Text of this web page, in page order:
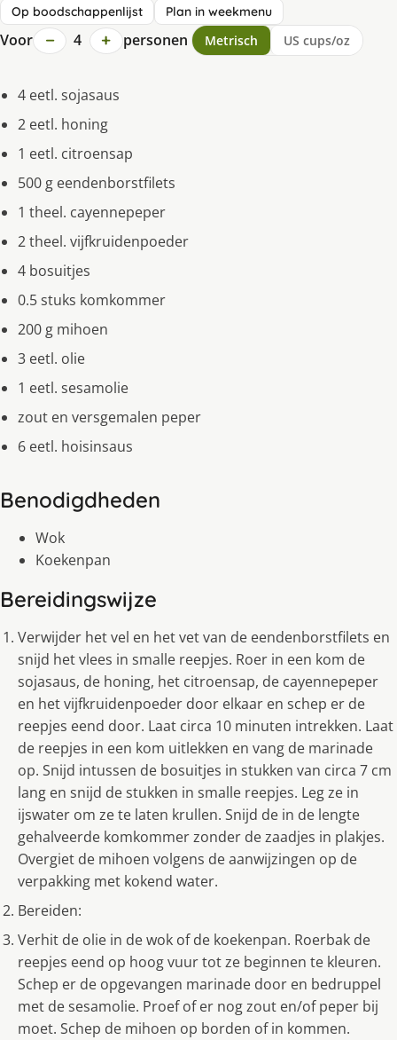
Op boodschappenlijst Plan in weekmenu
Voor − 4 + personen Metrisch US cups/oz
4 eetl. sojasaus
2 eetl. honing
1 eetl. citroensap
500 g eendenborstfilets
1 theel. cayennepeper
2 theel. vijfkruidenpoeder
4 bosuitjes
0.5 stuks komkommer
200 g mihoen
3 eetl. olie
1 eetl. sesamolie
zout en versgemalen peper
6 eetl. hoisinsaus
Benodigdheden
Wok
Koekenpan
Bereidingswijze
Verwijder het vel en het vet van de eendenborstfilets en
snijd het vlees in smalle reepjes. Roer in een kom de
sojasaus, de honing, het citroensap, de cayennepeper
en het vijfkruidenpoeder door elkaar en schep er de
reepjes eend door. Laat circa 10 minuten intrekken. Laat
de reepjes in een kom uitlekken en vang de marinade
op. Snijd intussen de bosuitjes in stukken van circa 7 cm
lang en snijd de stukken in smalle reepjes. Leg ze in
ijswater om ze te laten krullen. Snijd de in de lengte
gehalveerde komkommer zonder de zaadjes in plakjes.
Overgiet de mihoen volgens de aanwijzingen op de
verpakking met kokend water.
Bereiden:
Verhit de olie in de wok of de koekenpan. Roerbak de
reepjes eend op hoog vuur tot ze beginnen te kleuren.
Schep er de opgevangen marinade door en bedruppel
met de sesamolie. Proef of er nog zout en/of peper bij
moet. Schep de mihoen op borden of in kommen.